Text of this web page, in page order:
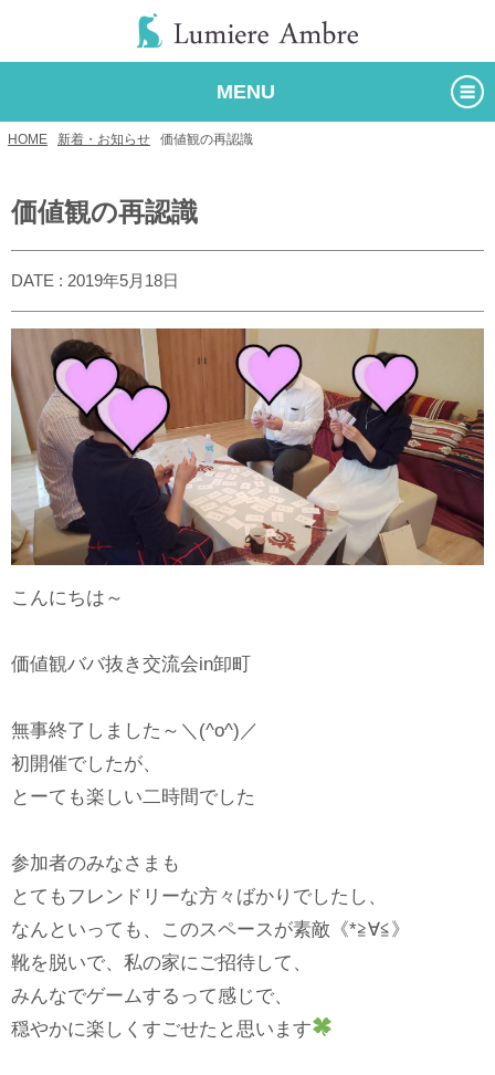
MENU
HOME 新着・お知らせ 価値観の再認識
価値観の再認識
DATE : 2019年5月18日
こんにちは～
価値観ババ抜き交流会in卸町
無事終了しました～＼(^o^)／
初開催でしたが、
とーても楽しい二時間でした
参加者のみなさまも
とてもフレンドリーな方々ばかりでしたし、
なんといっても、このスペースが素敵《*≧∀≦》
靴を脱いで、私の家にご招待して、
みんなでゲームするって感じで、
穏やかに楽しくすごせたと思います